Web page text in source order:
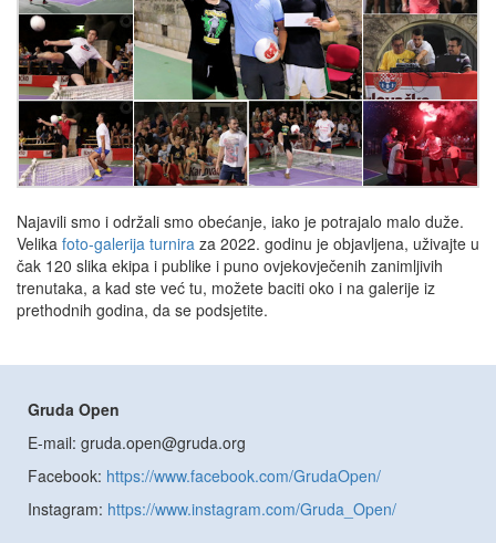
Najavili smo i održali smo obećanje, iako je potrajalo malo duže.
Velika foto-galerija turnira za 2022. godinu je objavljena, uživajte u
čak 120 slika ekipa i publike i puno ovjekovječenih zanimljivih
trenutaka, a kad ste već tu, možete baciti oko i na galerije iz
prethodnih godina, da se podsjetite.
Gruda Open
E-mail: gruda.open@gruda.org
Facebook: https://www.facebook.com/GrudaOpen/
Instagram: https://www.instagram.com/Gruda_Open/